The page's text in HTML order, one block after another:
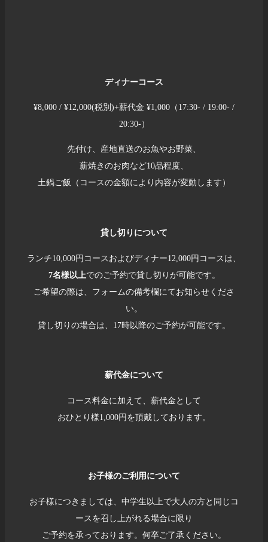
ディナーコース
¥8,000 / ¥12,000(税別)+薪代金 ¥1,000（17:30- / 19:00- /
20:30-）
先付け、産地直送のお魚やお野菜、
薪焼きのお肉など10品程度、
土鍋ご飯（コースの金額により内容が変動します）
貸し切りについて
ランチ10,000円コースおよびディナー12,000円コースは、
7名様以上でのご予約で貸し切りが可能です。
ご希望の際は、フォームの備考欄にてお知らせくださ
い。
貸し切りの場合は、17時以降のご予約が可能です。
薪代金について
コース料金に加えて、薪代金として
おひとり様1,000円を頂戴しております。
お子様のご利用について
お子様につきましては、中学生以上で大人の方と同じコ
ースを召し上がれる場合に限り
ご予約を承っております。何卒ご了承ください。